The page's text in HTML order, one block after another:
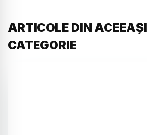
ARTICOLE DIN ACEEAȘI
CATEGORIE